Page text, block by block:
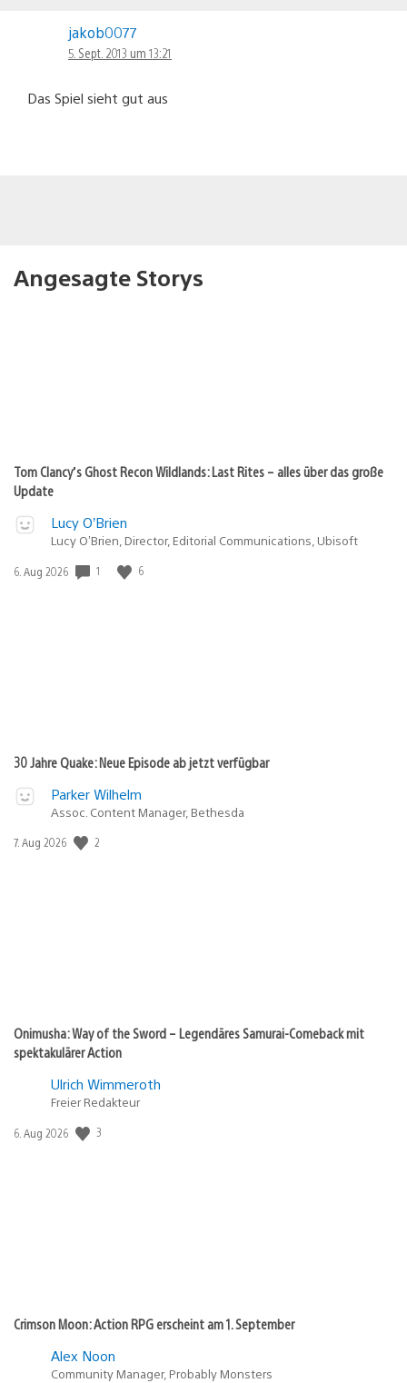
jakob0077
5. Sept. 2013 um 13:21
Das Spiel sieht gut aus
Angesagte Storys
Tom Clancy’s Ghost Recon Wildlands: Last Rites – alles über das große
Update
Lucy O’Brien
Lucy O’Brien, Director, Editorial Communications, Ubisoft
Veröffentlichungsdatum:
6. Aug 2026 1 6
30 Jahre Quake: Neue Episode ab jetzt verfügbar
Parker Wilhelm
Assoc. Content Manager, Bethesda
Veröffentlichungsdatum:
7. Aug 2026 2
Onimusha: Way of the Sword – Legendäres Samurai-Comeback mit
spektakulärer Action
Ulrich Wimmeroth
Freier Redakteur
Veröffentlichungsdatum:
6. Aug 2026 3
Crimson Moon: Action RPG erscheint am 1. September
Alex Noon
Community Manager, Probably Monsters